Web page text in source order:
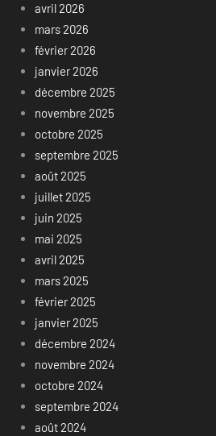
avril 2026
mars 2026
février 2026
janvier 2026
décembre 2025
novembre 2025
octobre 2025
septembre 2025
août 2025
juillet 2025
juin 2025
mai 2025
avril 2025
mars 2025
février 2025
janvier 2025
décembre 2024
novembre 2024
octobre 2024
septembre 2024
août 2024